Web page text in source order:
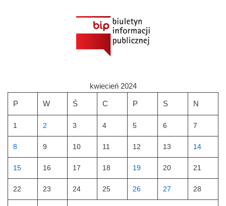
kwiecień 2024
P W Ś C P S N
1 2 3 4 5 6 7
8 9 10 11 12 13 14
15 16 17 18 19 20 21
22 23 24 25 26 27 28